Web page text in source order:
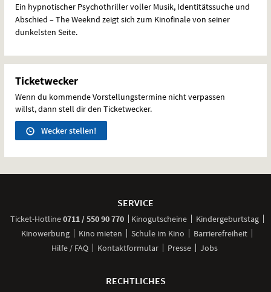
Ein hypnotischer Psychothriller voller Musik, Identitätssuche und
Abschied – The Weeknd zeigt sich zum Kinofinale von seiner
dunkelsten Seite.
Ticketwecker
Wenn du kommende Vorstellungstermine nicht verpassen
willst, dann stell dir den Ticketwecker.
Wecker stellen!
SERVICE
Ticket-Hotline0711 / 550 90 770anrufen
Kinogutscheine
Kindergeburtstag
Kinowerbung
Kino mieten Schule im Kino
Barrierefreiheit
Hilfe / FAQ
Kontaktformular Presse Jobs
RECHTLICHES